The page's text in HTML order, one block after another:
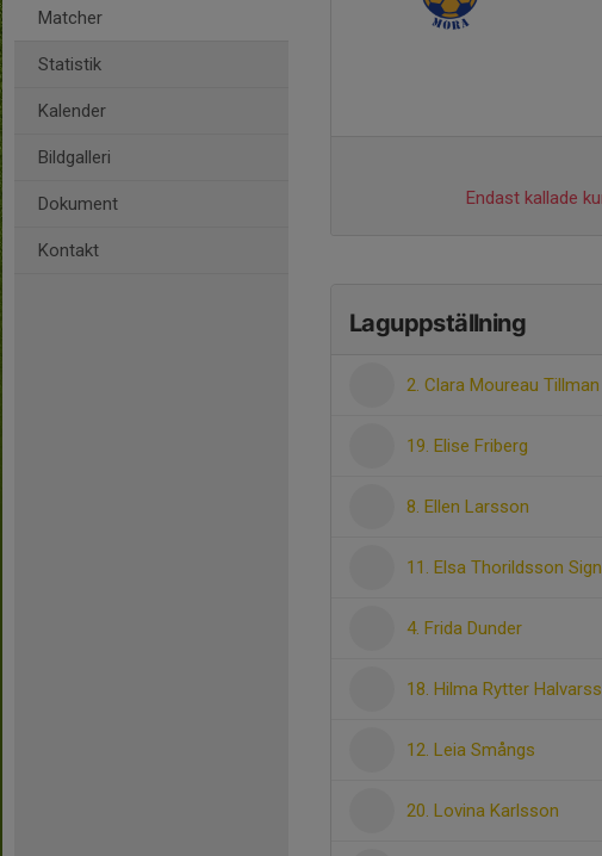
Matcher
Statistik
Kalender
Bildgalleri
Dokument
Kontakt
Endast kallade
Laguppställning
2. Clara Moureau Tillman
19. Elise Friberg
8. Ellen Larsson
11. Elsa Thorildsson
4. Frida Dunder
18. Hilma Rytter
12. Leia Smångs
20. Lovina Karlsson